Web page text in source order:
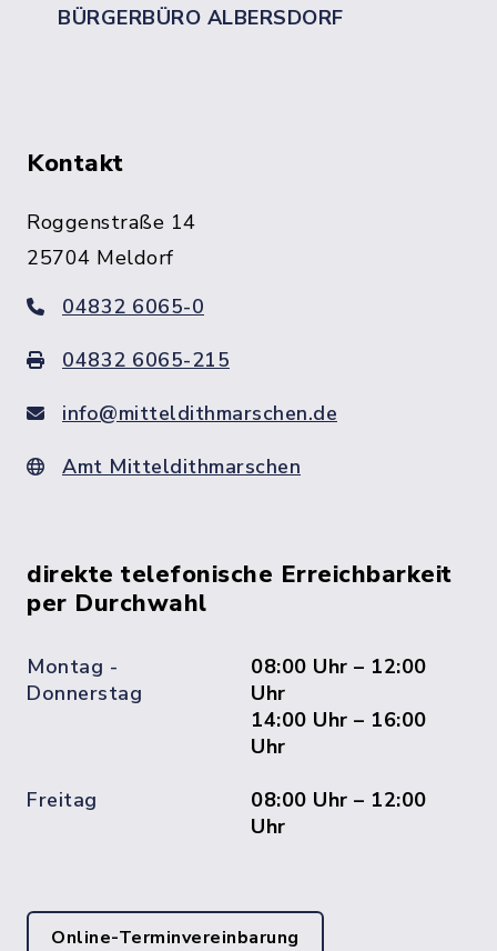
BÜRGERBÜRO ALBERSDORF
Kontakt
Roggenstraße 14
25704 Meldorf
04832 6065-0
04832 6065-215
info@mitteldithmarschen.de
Amt Mitteldithmarschen
direkte telefonische Erreichbarkeit
per Durchwahl
Montag -
Donnerstag
08:00 Uhr – 12:00
Uhr
14:00 Uhr – 16:00
Uhr
Freitag
08:00 Uhr – 12:00
Uhr
Online-Terminvereinbarung